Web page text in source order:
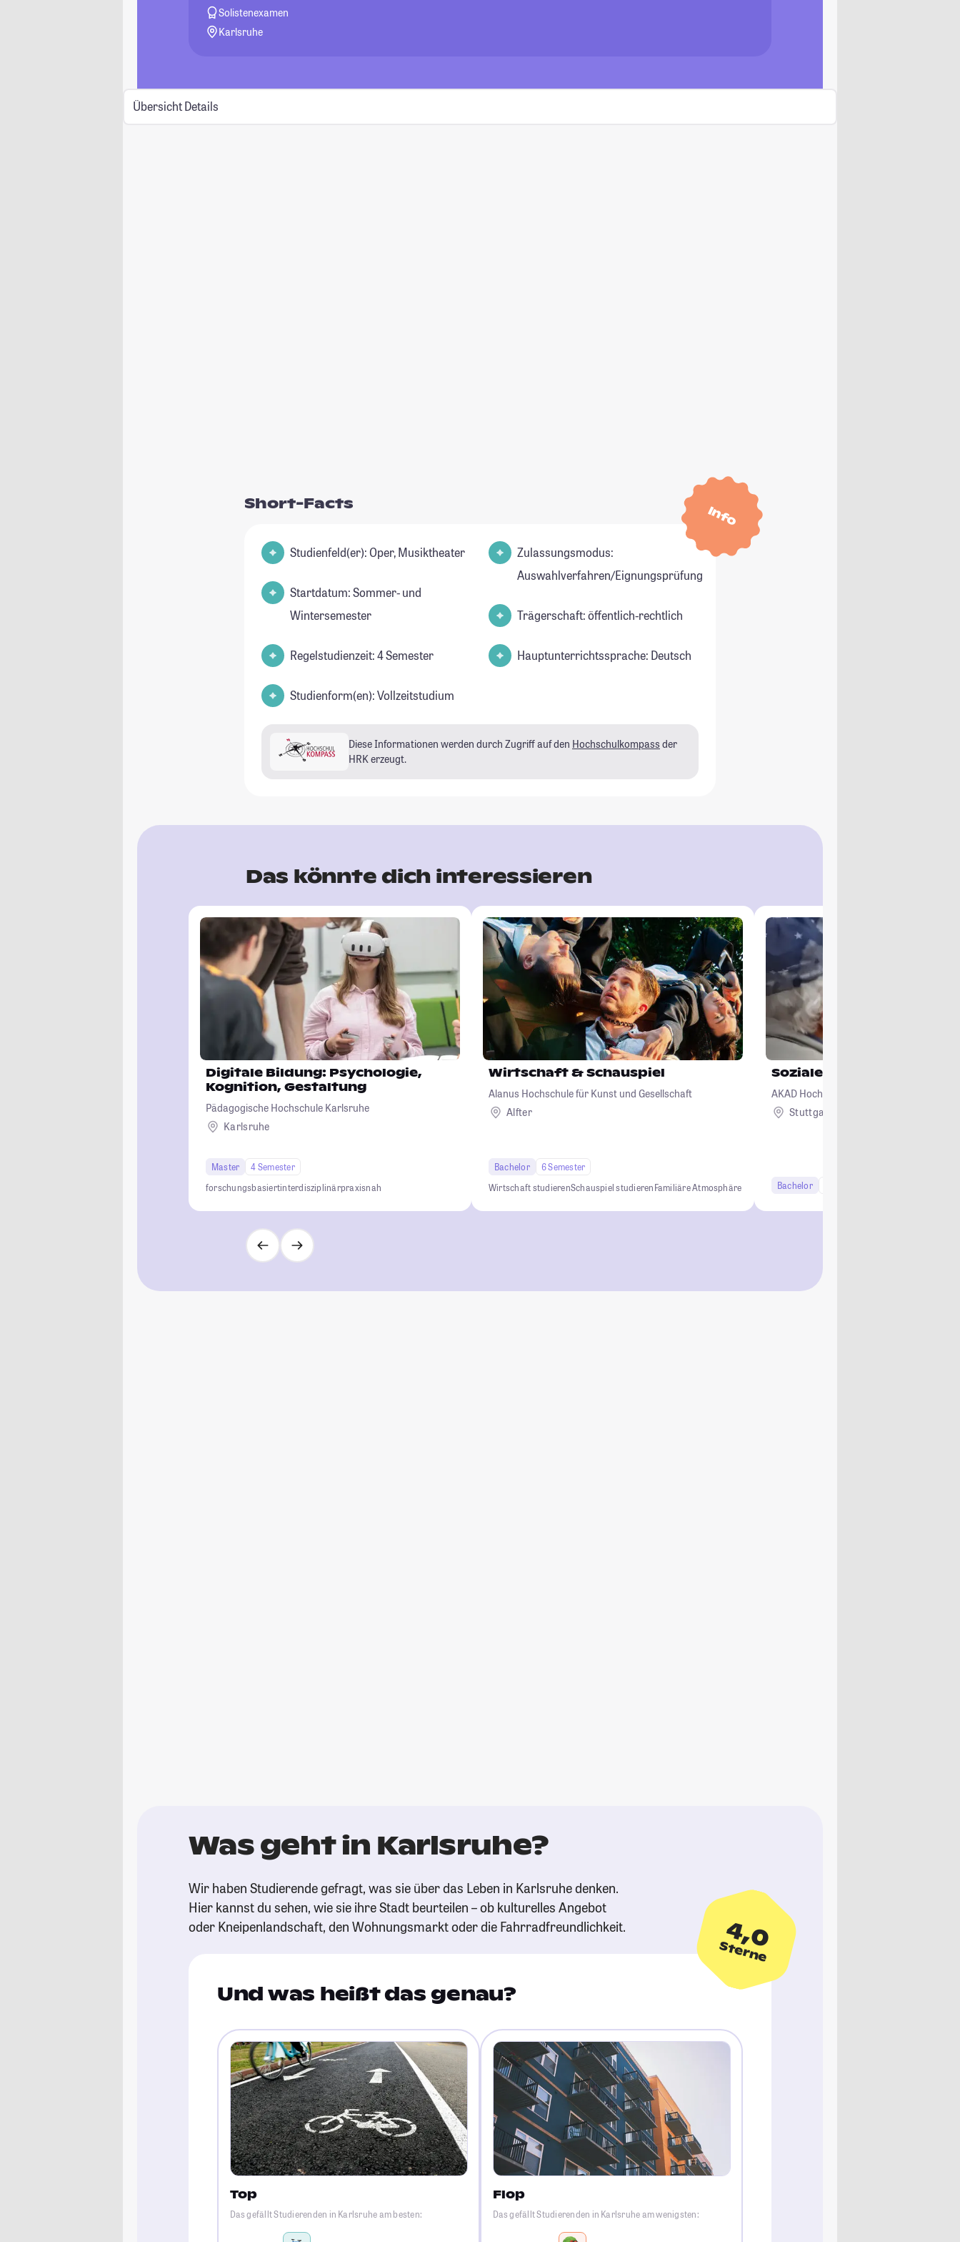
Solistenexamen
Karlsruhe
Übersicht Details
Info
Short-Facts
Studienfeld(er): Oper, Musiktheater
Startdatum: Sommer- und
Wintersemester
Regelstudienzeit: 4 Semester
Studienform(en): Vollzeitstudium
Zulassungsmodus:
Auswahlverfahren/Eignungsprüfung
Trägerschaft: öffentlich-rechtlich
Hauptunterrichtssprache: Deutsch
Diese Informationen werden durch Zugriff auf den Hochschulkompass der
HRK erzeugt.
Das könnte dich interessieren
Digitale Bildung: Psychologie,
Kognition, Gestaltung
Pädagogische Hochschule Karlsruhe
Karlsruhe
Master
4 Semester
forschungsbasiertinterdisziplinärpraxisnah
Wirtschaft & Schauspiel
Alanus Hochschule für Kunst und Gesellschaft
Alfter
Bachelor
6 Semester
Wirtschaft studierenSchauspiel studierenFamiliäre Atmosphäre
Soziale Arbeit
AKAD Hochschule Stuttgart - staatlich
Stuttgart
Bachelor
Was geht in Karlsruhe?
Wir haben Studierende gefragt, was sie über das Leben in Karlsruhe denken.
Hier kannst du sehen, wie sie ihre Stadt beurteilen – ob kulturelles Angebot
oder Kneipenlandschaft, den Wohnungsmarkt oder die Fahrradfreundlichkeit.
4,0
Sterne
Und was heißt das genau?
Top
Das gefällt Studierenden in Karlsruhe am besten:
Flop
Das gefällt Studierenden in Karlsruhe am wenigsten: